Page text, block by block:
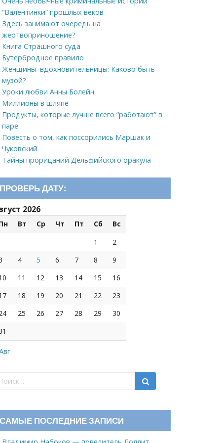
“Валентинки” прошлых веков
Здесь занимают очередь на
жертвоприношение?
Книга Страшного суда
Бутербродное правило
Женщины–вдохновительницы: Каково быть
музой?
Уроки любви Анны Болейн
Миллионы в шляпе
Продукты, которые лучше всего “работают” в
паре
Повесть о том, как поссорились Маршак и
Чуковский
Тайны прорицаний Дельфийского оракула
ПРОВЕРЬ ДАТУ:
2026
Вт Ср Чт Пт Сб
Вс
1
2
4 5 6 7 8
9
11 12 13 14 15
16
18 19 20 21 22
23
25 26 27 28 29
30
САМЫЕ ПОСЛЕДНИЕ ЗАПИСИ